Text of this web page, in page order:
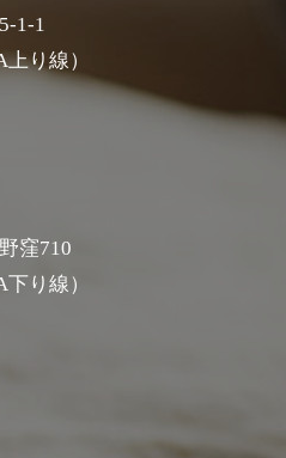
1-1
り線）
窪710
り線）